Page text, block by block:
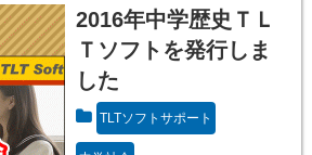
2016年中学歴史ＴＬ
Ｔソフトを発行しま
した
TLTソフトサポート